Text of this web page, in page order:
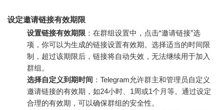
设定邀请链接有效期限
设置链接有效期限 ：在群组设置中，点击“邀请链接”选
项，你可以为生成的链接设置有效期。选择适当的时间限
制，超过该期限后，链接将自动失效，无法继续用于加入
群组。
选择自定义到期时间 ：Telegram允许群主和管理员自定义
邀请链接的有效期，如24小时、1周或1个月等。通过设定
合理的有效期，可以确保群组的安全性。